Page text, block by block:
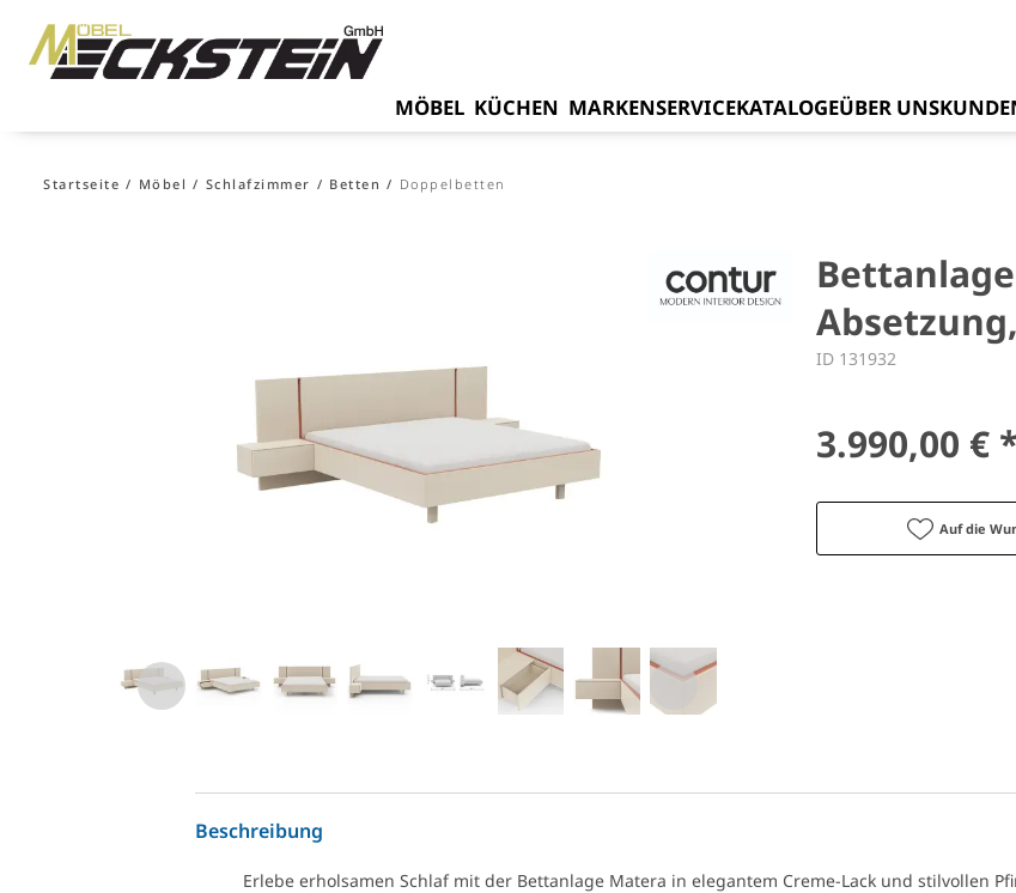
MÖBEL KÜCHEN MARKENSERVICEKATALOGEÜBER UNS
Startseite Möbel Schlafzimmer Betten Doppelbetten
ID 131932
3.990,00 €
Auf die
Beschreibung
Erlebe erholsamen Schlaf mit der Bettanlage Matera in elegantem Creme-Lack und stilvollen